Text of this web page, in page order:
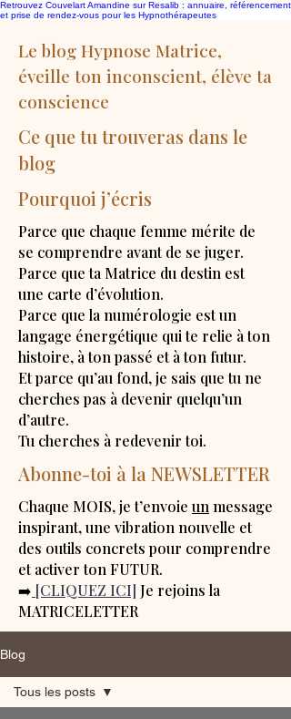
Retrouvez Couvelart Amandine sur Resalib : annuaire, référencement
et prise de rendez-vous pour les Hypnothérapeutes
Le blog Hypnose Matrice,
éveille ton inconscient, élève ta
conscience
Ce que tu trouveras dans le
blog
Pourquoi j’écris
Parce que chaque femme mérite de
se comprendre avant de se juger.
Parce que ta Matrice du destin est
une carte d’évolution.
Parce que la numérologie est un
langage énergétique qui te relie à ton
histoire, à ton passé et à ton futur.
Et parce qu’au fond, je sais que tu ne
cherches pas à devenir quelqu’un
d’autre.
Tu cherches à redevenir toi.
Abonne-toi à la NEWSLETTER
Chaque MOIS, je t’envoie un message
inspirant, une vibration nouvelle et
des outils concrets pour comprendre
et activer ton FUTUR.
➡️ [CLIQUEZ ICI] Je rejoins la
MATRICELETTER
Blog
Tous les posts